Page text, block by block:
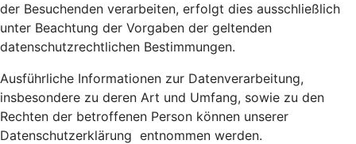
der Besuchenden verarbeiten, erfolgt dies ausschließlich
unter Beachtung der Vorgaben der geltenden
datenschutzrechtlichen Bestimmungen.
Ausführliche Informationen zur Datenverarbeitung,
insbesondere zu deren Art und Umfang, sowie zu den
Rechten der betroffenen Person können unserer
Datenschutzerklärung entnommen werden.